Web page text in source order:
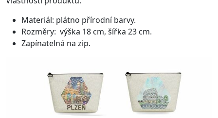
Materiál: plátno přírodní barvy.
Rozměry: výška 18 cm, šířka 23 cm.
Zapínatelná na zip.